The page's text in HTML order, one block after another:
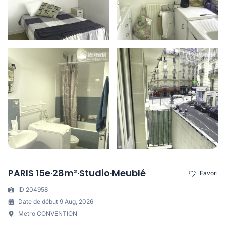
PARIS 15e·28m²·Studio·Meublé Favori
ID 204958
Date de début 9 Aug, 2026
Metro CONVENTION